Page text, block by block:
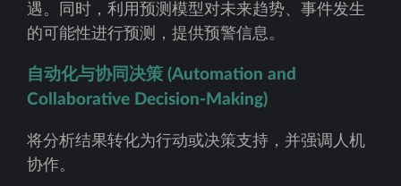
遇。同时，利用预测模型对未来趋势、事件发生
的可能性进行预测，提供预警信息。
自动化与协同决策 (Automation and
Collaborative Decision-Making)
将分析结果转化为行动或决策支持，并强调人机
协作。